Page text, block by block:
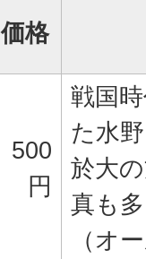
価格
500
円
戦国
た水
於大
真も
（オ